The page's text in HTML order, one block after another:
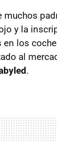
muchos
y la
los
al
.